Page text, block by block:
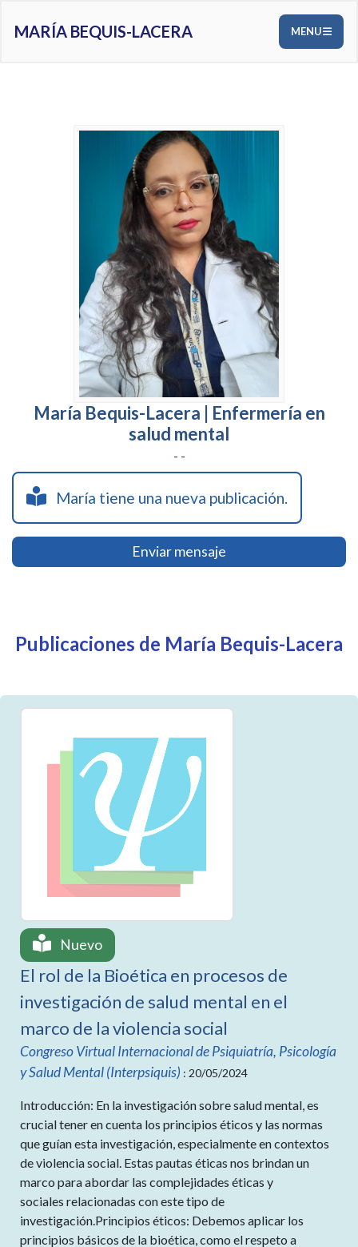
MARÍA BEQUIS-LACERA MENU
María Bequis-Lacera | Enfermería en
salud mental
- -
María tiene una nueva publicación.
Enviar mensaje
Publicaciones de María Bequis-Lacera
Nuevo
El rol de la Bioética en procesos de
investigación de salud mental en el
marco de la violencia social
Congreso Virtual Internacional de Psiquiatría, Psicología
y Salud Mental (Interpsiquis) : 20/05/2024
Introducción: En la investigación sobre salud mental, es
crucial tener en cuenta los principios éticos y las normas
que guían esta investigación, especialmente en contextos
de violencia social. Estas pautas éticas nos brindan un
marco para abordar las complejidades éticas y
sociales relacionadas con este tipo de
investigación.Principios éticos: Debemos aplicar los
principios básicos de la bioética, como el respeto a